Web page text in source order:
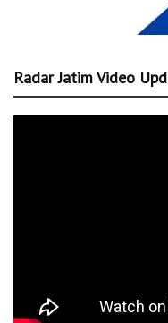
Radar Jatim Video